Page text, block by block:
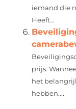
iemand die
Heeft...
prijs.
het
hebben....